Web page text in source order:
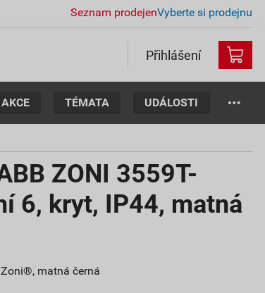
Seznam prodejenVyberte si prodejnu
Přihlášení
AKCE TÉMATA UDÁLOSTI
ZONI 3559T-
6, kryt, IP44, matná
Zoni®, matná černá